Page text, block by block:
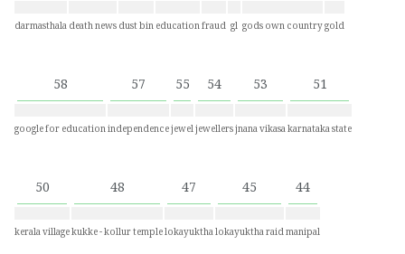
darmasthaladeath newsdust bineducationfraud gl gods own countrygold
58
google for education
57
independence
55
jewel
54
jewellers
53
jnana vikasa
51
karnataka state
50
kerala village
48
kukke - kollur temple
47
lokayuktha
45
lokayuktha raid
44
manipal